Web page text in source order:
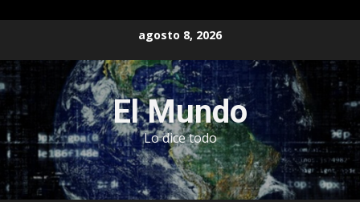
contenido
agosto 8, 2026
El Mundo
Lo dice todo